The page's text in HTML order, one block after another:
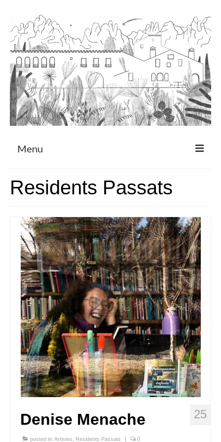
Menu
Programa de Residència
CRUCERO
Queda’t amb nosaltres
Arxiu
Contacte
Idioma:
Residents Passats
25
Denise Menache
posted in: Artistes Residents Passats | 0